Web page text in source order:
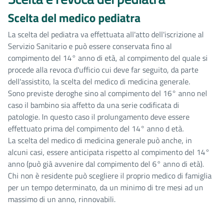
Scelta del medico pediatra
La scelta del pediatra va effettuata all'atto dell'iscrizione al
Servizio Sanitario e può essere conservata fino al
compimento del 14° anno di età, al compimento del quale si
procede alla revoca d'ufficio cui deve far seguito, da parte
dell'assistito, la scelta del medico di medicina generale.
Sono previste deroghe sino al compimento del 16° anno nel
caso il bambino sia affetto da una serie codificata di
patologie. In questo caso il prolungamento deve essere
effettuato prima del compimento del 14° anno d età.
La scelta del medico di medicina generale può anche, in
alcuni casi, essere anticipata rispetto al compimento del 14°
anno (può già avvenire dal compimento del 6° anno di età).
Chi non è residente può scegliere il proprio medico di famiglia
per un tempo determinato, da un minimo di tre mesi ad un
massimo di un anno, rinnovabili.